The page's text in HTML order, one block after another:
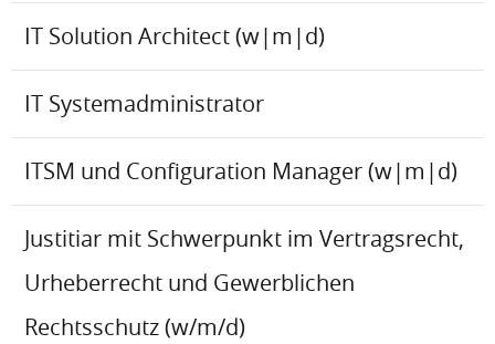
IT Solution Architect (w|m|d)
IT Systemadministrator
ITSM und Configuration Manager (w|m|d)
Justitiar mit Schwerpunkt im Vertragsrecht,
Urheberrecht und Gewerblichen
Rechtsschutz (w/m/d)